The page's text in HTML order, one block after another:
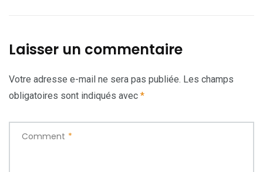
Laisser un commentaire
Votre adresse e-mail ne sera pas publiée. Les champs
obligatoires sont indiqués avec *
Comment *